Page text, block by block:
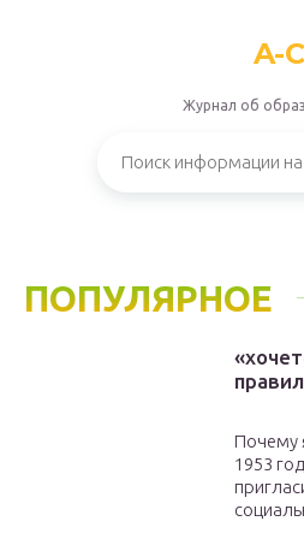
A-
Журнал об
ПОПУЛЯРНОЕ
Почему
1953